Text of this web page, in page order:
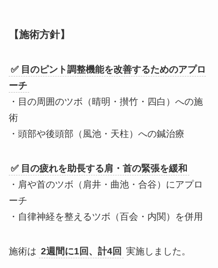
【施術方針】
✅ 目のピント調整機能を改善するためのアプロ
ーチ
・目の周囲のツボ（晴明・攅竹・四白）への施
術
・頭部や後頭部（風池・天柱）への鍼治療
✅ 目の疲れを助長する肩・首の緊張を緩和
・肩や首のツボ（肩井・曲池・合谷）にアプロ
ーチ
・自律神経を整えるツボ（百会・内関）を併用
施術は 2週間に1回、計4回 実施しました。